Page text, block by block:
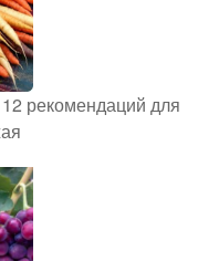
рекомендаций для